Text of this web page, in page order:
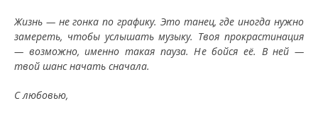
Жизнь — не гонка по графику. Это танец, где иногда нужно
замереть, чтобы услышать музыку. Твоя прокрастинация
— возможно, именно такая пауза. Не бойся её. В ней —
твой шанс начать сначала.
С любовью,